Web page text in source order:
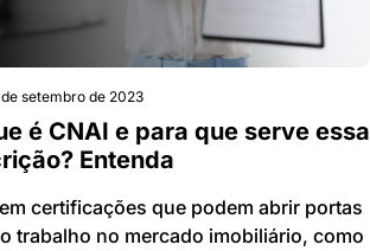
de setembro de 2023
é CNAI e para que serve essa
Entenda
certificações que podem abrir portas
trabalho no mercado imobiliário, como